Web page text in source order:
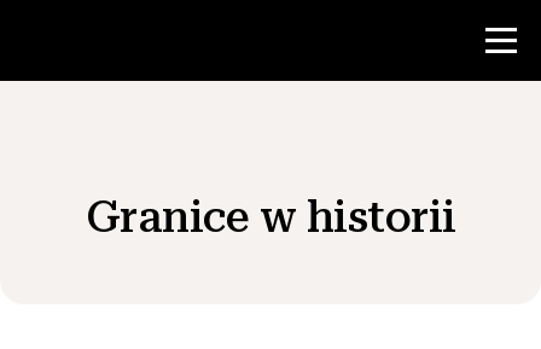
Zasoby dla nauczycieli
Granice w historii